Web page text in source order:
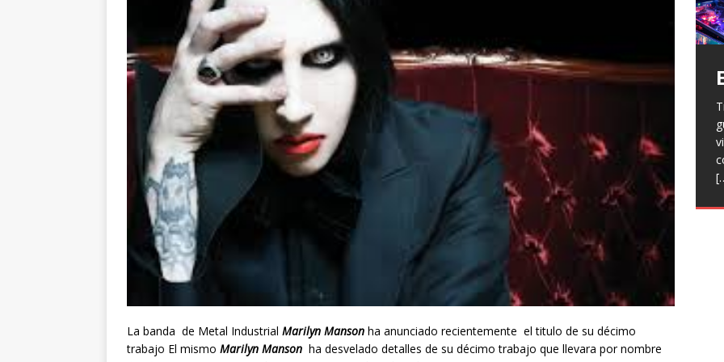
La banda de Metal Industrial Marilyn Manson ha anunciado recientemente el titulo de su décimo
trabajo El mismo Marilyn Manson ha desvelado detalles de su décimo trabajo que llevara por nombre